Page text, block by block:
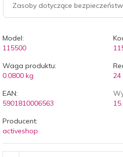
Zasoby dotyczące
Model:
115500
Waga produktu:
0.0800 kg
24
EAN:
5901810006563
Producent:
activeshop